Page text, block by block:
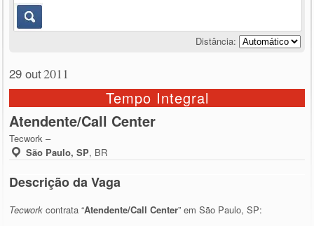
Distância:
29 out2011
Tempo Integral
Atendente/Call Center
Tecwork –
São Paulo, SP, BR
Descrição da Vaga
Tecwork contrata “Atendente/Call Center” em São Paulo, SP: